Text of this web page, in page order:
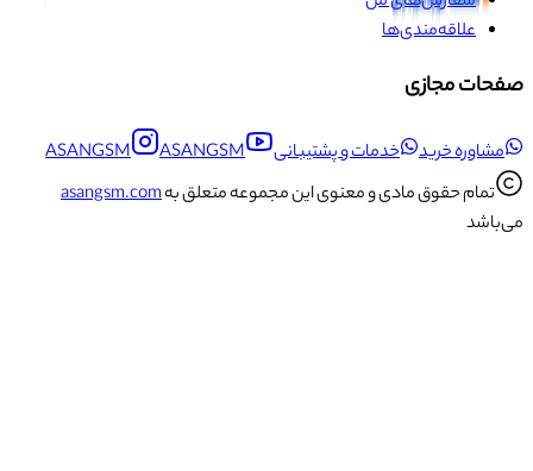
علاقه‌مندی‌ها
صفحات مجازی
مشاوره خرید خدمات و پشتیبانی ASANGSM
ASANGSM
تمام حقوق مادی و معنوی این مجموعه متعلق بهasangsm.com
می‌باشد